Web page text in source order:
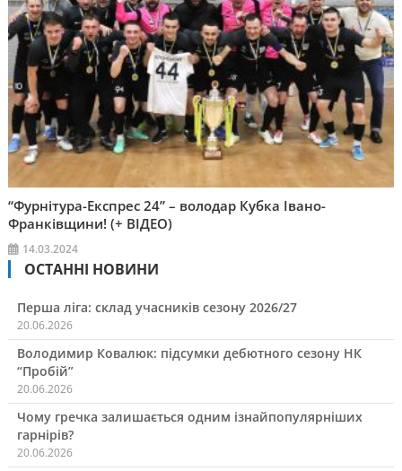
“Фурнітура-Експрес 24” – володар Кубка Івано-
Франківщини! (+ ВІДЕО)
14.03.2024
ОСТАННІ НОВИНИ
Перша ліга: склад учасників сезону 2026/27
20.06.2026
Володимир Ковалюк: підсумки дебютного сезону НК
“Пробій”
20.06.2026
Чому гречка залишається одним ізнайпопулярніших
гарнірів?
20.06.2026